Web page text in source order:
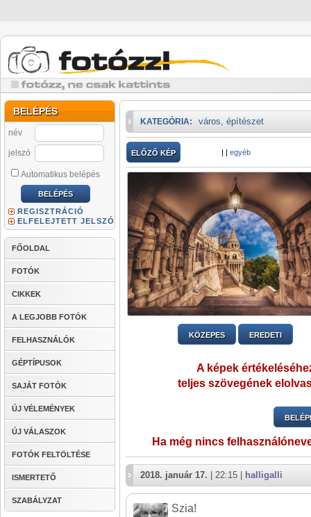
BELÉPÉS
név
jelszó
Automatikus belépés
REGISZTRÁCIÓ
ELFELEJTETT JELSZÓ
FŐOLDAL
FOTÓK
CIKKEK
A LEGJOBB FOTÓK
FELHASZNÁLÓK
GÉPTÍPUSOK
SAJÁT FOTÓK
ÚJ VÉLEMÉNYEK
ÚJ VÁLASZOK
FOTÓK FELTÖLTÉSE
ISMERTETŐ
SZABÁLYZAT
KATEGÓRIA: város, építészet
ELŐZŐ KÉP | | egyéb
KÖZEPES EREDETI
A képek
teljes szövegének
Ha még nincs
2018. január 17. | 22:15 | halligalli
Szia!